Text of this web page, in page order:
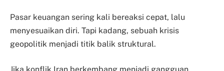
Pasar keuangan sering kali bereaksi cepat, lalu
menyesuaikan diri. Tapi kadang, sebuah krisis
geopolitik menjadi titik balik struktural.